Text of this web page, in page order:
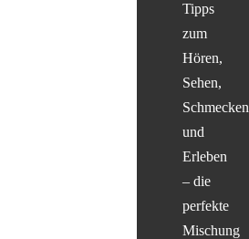
Tipps
zum
Hören,
Sehen,
Schmecken
und
Erleben
– die
perfekte
Mischung